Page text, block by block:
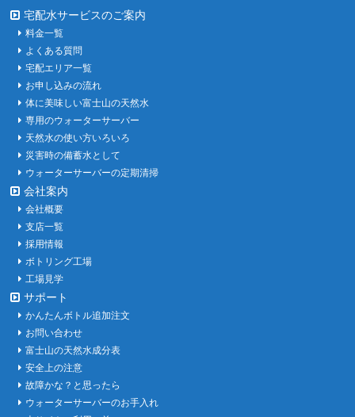
宅配水サービスのご案内
料金一覧
よくある質問
宅配エリア一覧
お申し込みの流れ
体に美味しい富士山の天然水
専用のウォーターサーバー
天然水の使い方いろいろ
災害時の備蓄水として
ウォーターサーバーの定期清掃
会社案内
会社概要
支店一覧
採用情報
ボトリング工場
工場見学
サポート
かんたんボトル追加注文
お問い合わせ
富士山の天然水成分表
安全上の注意
故障かな？と思ったら
ウォーターサーバーのお手入れ